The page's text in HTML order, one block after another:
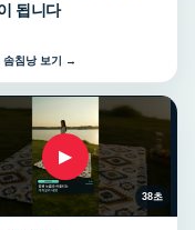
됩니다
솜침낭 보기 →
▶
38초